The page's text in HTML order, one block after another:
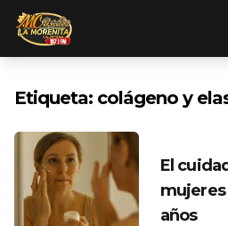
Etiqueta: colágeno y
El
años